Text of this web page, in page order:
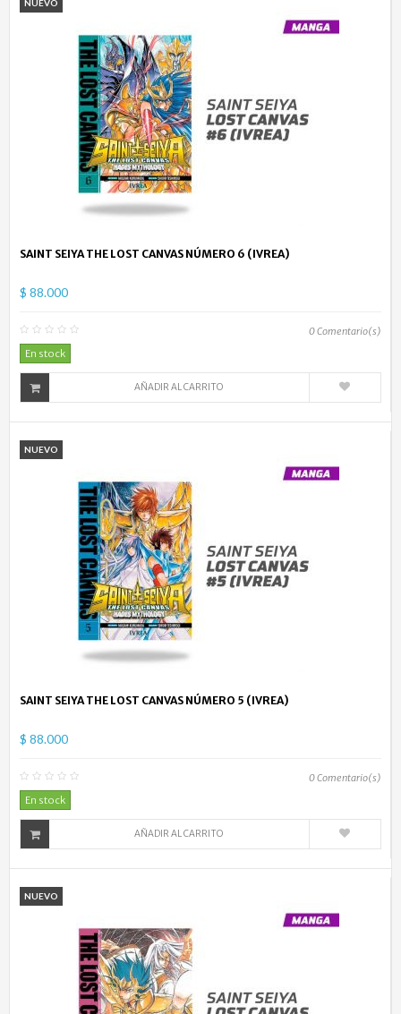
NUEVO
SAINT SEIYA THE LOST CANVAS NÚMERO 6 (IVREA)
$ 88.000
0Comentario(s)
En stock
AÑADIR AL CARRITO
NUEVO
SAINT SEIYA THE LOST CANVAS NÚMERO 5 (IVREA)
$ 88.000
0Comentario(s)
En stock
AÑADIR AL CARRITO
NUEVO